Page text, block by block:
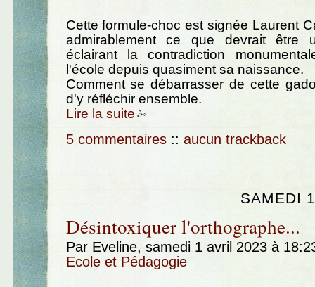
Cette formule-choc est signée Laurent
admirablement ce que devrait être
éclairant la contradiction
l'école depuis quasiment sa naissance.
Comment se débarrasser de cette
d'y réfléchir ensemble.
Lire la suite
5 commentaires :: aucun trackback
SAMEDI
Désintoxiquer l'orthographe...
Par Eveline, samedi 1 avril 2023 à
Ecole et Pédagogie